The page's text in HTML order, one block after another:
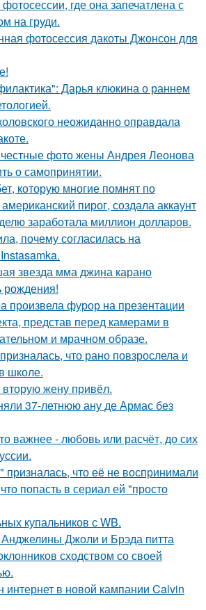
где она запечатлена с
на груди.
фотосессия дакоты Джонсон для
Дарья клюкина о раннем
неожиданно оправдала
фото жены Андрея Леонова
о самопринятии.
которую многие помнят по
пирог, создала аккаунт
заработала миллион долларов.
почему согласилась на
звезда мма джина карано
рождения!
произвела фурор на презентации
представ перед камерами в
и мрачном образе.
что рано повзрослела и
школе.
жену привёл.
37-летнюю ану де Армас без
важнее - любовь или расчёт, до сих
призналась, что её не воспринимали
попасть в сериал ей "просто
купальников с WB.
Анджелины Джоли и Брэда питта
сходством со своей
интернет в новой кампании Calvin